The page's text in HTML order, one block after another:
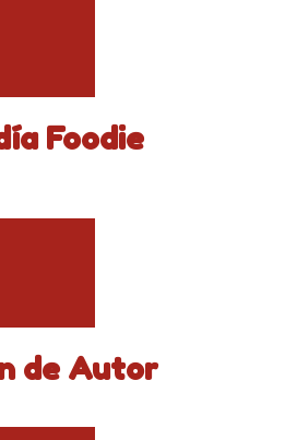
Foodie
de Autor